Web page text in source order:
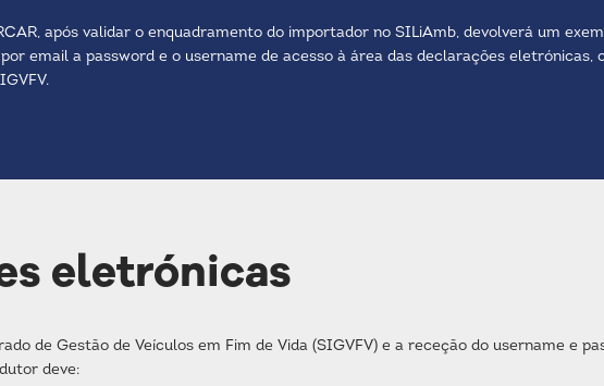
após validar o enquadramento do importador no SILiAmb, devolverá um
email a password e o username de acesso à área das declarações eletrónicas,
eletrónicas
de Gestão de Veículos em Fim de Vida (SIGVFV) e a receção do username e
deve: